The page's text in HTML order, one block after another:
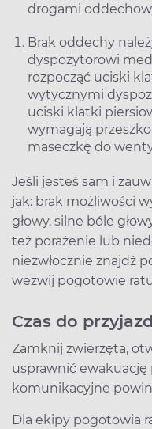
drogami
Brak oddechy
dyspozytorowi
rozpocząć uciski
wytycznymi
uciski klatki
wymagają
maseczkę do
Jeśli jesteś sam i
jak: brak możliwości
głowy, silne bóle
też porażenie lub
niezwłocznie znajdź
wezwij pogotowie
Czas do
Zamknij zwierzęta,
usprawnić ewakuację
komunikacyjne
Dla ekipy pogotowia